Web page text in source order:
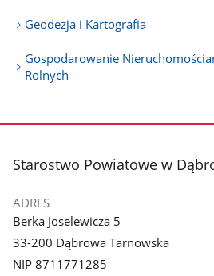
Geodezja i Kartografia
Gospodarowanie
Rolnych
stopka
Starostwo Powiatowe w
ADRES
Berka Joselewicza 5
33-200 Dąbrowa Tarnowska
NIP 8711771285